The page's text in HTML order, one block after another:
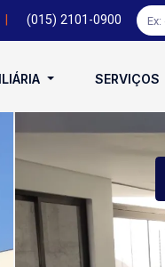
(015) 2101-0900
SERVIÇOS